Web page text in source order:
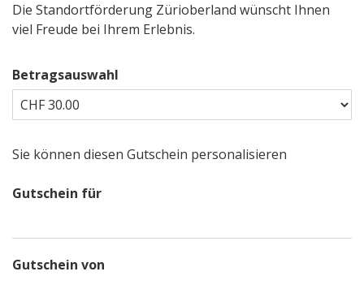
Die Standortförderung Zürioberland wünscht Ihnen
viel Freude bei Ihrem Erlebnis.
Betragsauswahl
Sie können diesen Gutschein personalisieren
Gutschein für
Gutschein von